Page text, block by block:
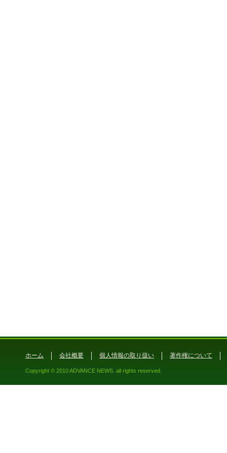
ホーム 会社概要 個人情報の取り扱い 著作権について
Copyright © 2010 ADVANCE NEWS. all rights reserved.